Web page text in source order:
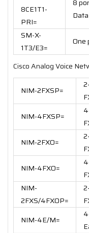
8CE1T1-
PRI=
8
SM-X-
1T3/E3=
One
Cisco Analog Voice
NIM-2FXSP=
NIM-4FXSP=
NIM-2FXO=
NIM-4FXO=
NIM-
2FXS/4FXOP=
NIM-4E/M=